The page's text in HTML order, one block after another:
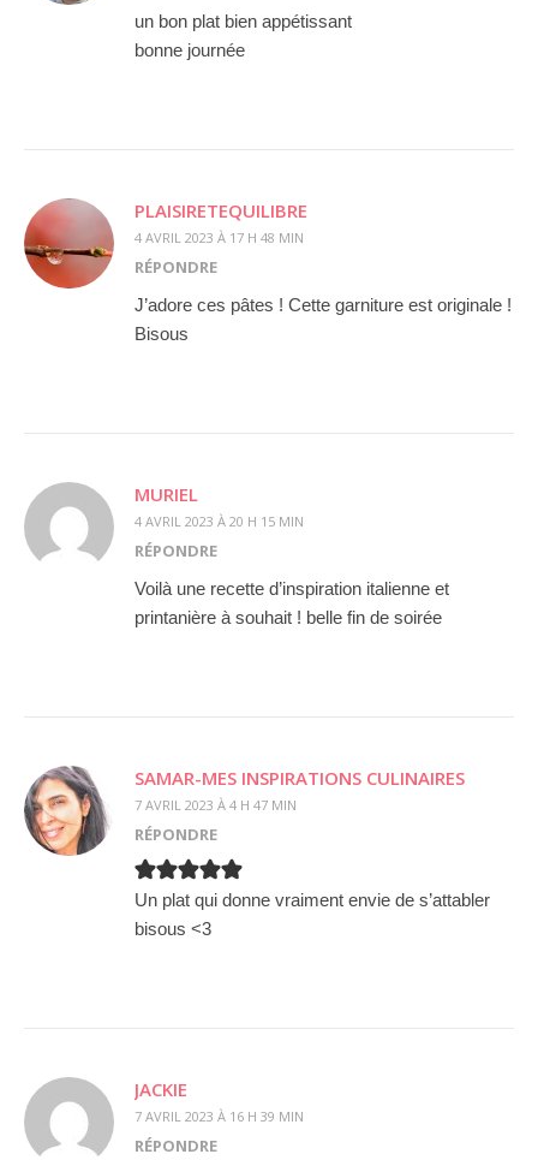
un bon plat bien appétissant
bonne journée
PLAISIRETEQUILIBRE
4 AVRIL 2023 À 17 H 48 MIN
RÉPONDRE
J’adore ces pâtes ! Cette garniture est originale !
Bisous
MURIEL
4 AVRIL 2023 À 20 H 15 MIN
RÉPONDRE
Voilà une recette d’inspiration italienne et
printanière à souhait ! belle fin de soirée
SAMAR-MES INSPIRATIONS CULINAIRES
7 AVRIL 2023 À 4 H 47 MIN
RÉPONDRE
Un plat qui donne vraiment envie de s’attabler
bisous <3
JACKIE
7 AVRIL 2023 À 16 H 39 MIN
RÉPONDRE